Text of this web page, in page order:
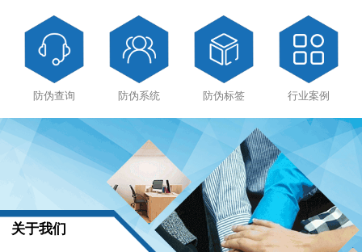
防伪查询 防伪系统 防伪标签 行业案例
关于我们